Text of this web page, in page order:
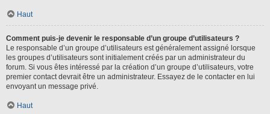
Haut
Comment puis-je devenir le responsable d’un groupe d’utilisateurs ?
Le responsable d’un groupe d’utilisateurs est généralement assigné lorsque
les groupes d’utilisateurs sont initialement créés par un administrateur du
forum. Si vous êtes intéressé par la création d’un groupe d’utilisateurs, votre
premier contact devrait être un administrateur. Essayez de le contacter en lui
envoyant un message privé.
Haut